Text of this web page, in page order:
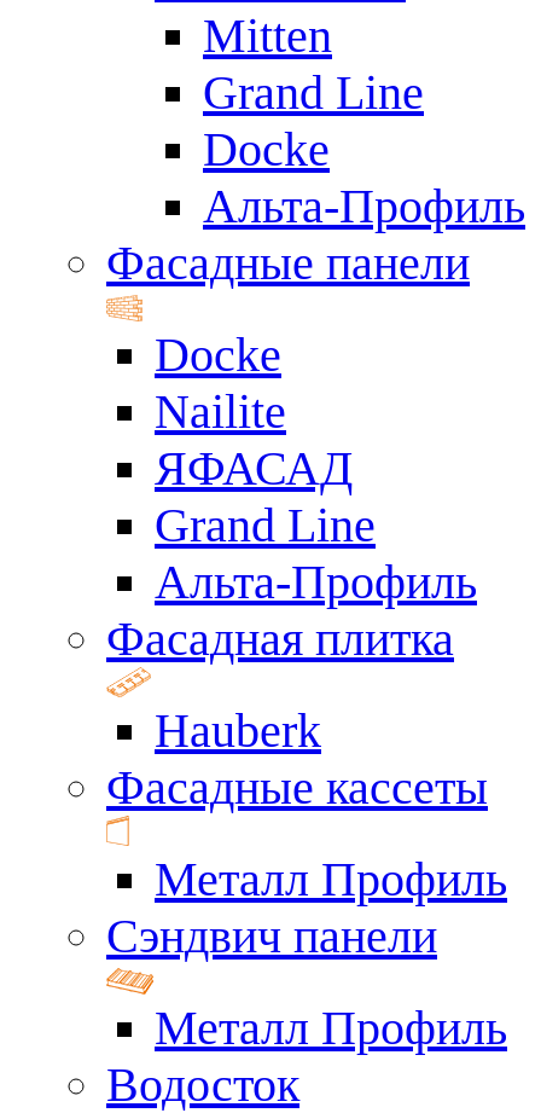
Mitten
Grand Line
Docke
Альта-Профиль
Фасадные панели
Docke
Nailite
ЯФАСАД
Grand Line
Альта-Профиль
Фасадная плитка
Hauberk
Фасадные кассеты
Металл Профиль
Сэндвич панели
Металл Профиль
Водосток